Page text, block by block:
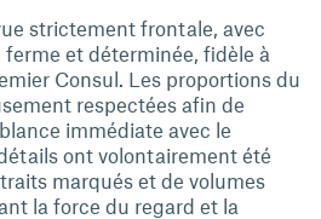
strictement frontale, avec
ferme et déterminée, fidèle à
Consul. Les proportions du
respectées afin de
immédiate avec le
ont volontairement été
marqués et de volumes
la force du regard et la